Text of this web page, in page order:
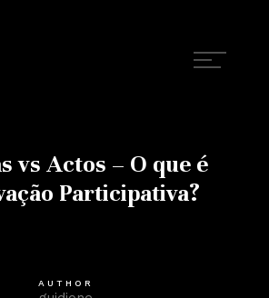
vs Actos – O que é
Participativa?
AUTHOR